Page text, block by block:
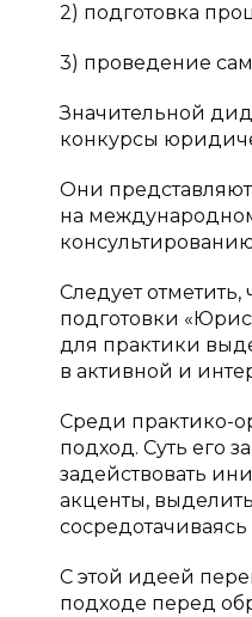
2) подготовка
3) проведение
Значительной
конкурсы
Они представляют
на
Следует
подготовки
для практики
в активной и
Среди практико-
подход. Суть его
задействовать
акценты,
С этой идеей
подходе перед